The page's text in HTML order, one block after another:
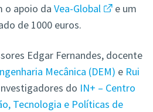
o apoio da Vea-Global
e um
de 1000 euros.
Edgar Fernandes, docente
Mecânica (DEM) e Rui
do IN+ – Centro
Tecnologia e Políticas de